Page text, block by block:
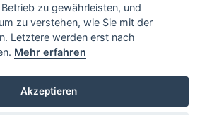
COMMUNITY
TV
zu gewährleisten, und
zu verstehen, wie Sie mit der
Letztere werden erst nach
Mehr erfahren
Akzeptieren